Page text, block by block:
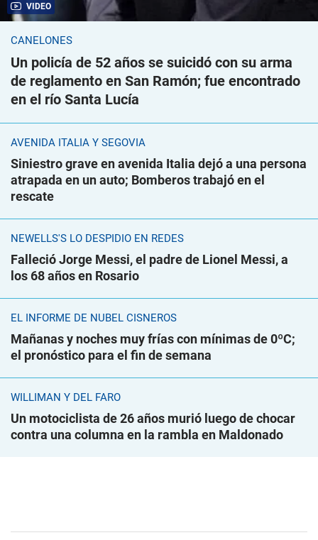
VIDEO
CANELONES
Un policía de 52 años se suicidó con su arma
de reglamento en San Ramón; fue encontrado
en el río Santa Lucía
AVENIDA ITALIA Y SEGOVIA
Siniestro grave en avenida Italia dejó a una persona
atrapada en un auto; Bomberos trabajó en el
rescate
NEWELLS'S LO DESPIDIÓ EN REDES
Falleció Jorge Messi, el padre de Lionel Messi, a
los 68 años en Rosario
EL INFORME DE NUBEL CISNEROS
Mañanas y noches muy frías con mínimas de 0ºC;
el pronóstico para el fin de semana
WILLIMAN Y DEL FARO
Un motociclista de 26 años murió luego de chocar
contra una columna en la rambla en Maldonado